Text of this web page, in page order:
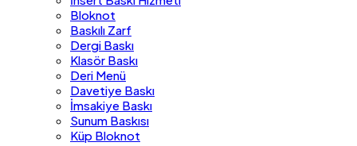
Bloknot
Baskılı Zarf
Dergi Baskı
Klasör Baskı
Deri Menü
Davetiye Baskı
İmsakiye Baskı
Sunum Baskısı
Küp Bloknot